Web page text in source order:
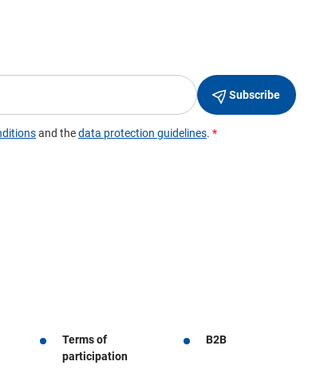
Terms of
participation
B2B